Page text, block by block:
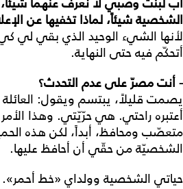
الشخصية شيئاً، لماذا تخفيها عن
لأنها الشيء الوحيد الذي بقي لي
أتحكّم فيه حتى النهاية.
- أنت مصرّ على عدم التحدث؟
يصمت قليلاً، يبتسم ويقول:
أعتبره راحتي. هي حرّيّتي. وهذا
متعصّب ومحافظ، أبداً، لكن هذه
الشخصيّة من حقّي أن أحافظ عليها.
حياتي الشخصية وولداي «خط أحمر».